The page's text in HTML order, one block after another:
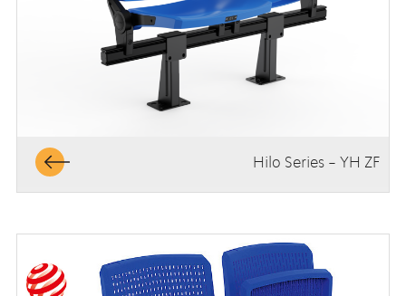
Hilo Series - YH ZF